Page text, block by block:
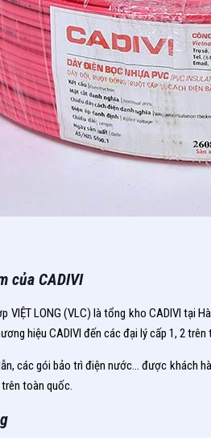
của CADIVI
VIỆT LONG (VLC) là tổng kho CADIVI
hiệu CADIVI đến các đại lý cấp 1, 2
các gói bảo trì điện nước… được khách
toàn quốc.